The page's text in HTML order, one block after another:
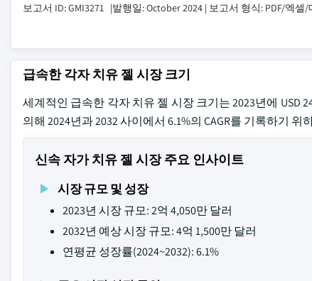
보고서 ID: GMI3271 |발행일: October 2024 | 보고서 형식: PDF/엑셀
급속한 각자 치유 젤 시장 크기
세계적인 급속한 각자 치유 젤 시장 크기는 2023년에 USD
의해 2024년과 2032 사이에서 6.1%의 CAGR를 기록하기 위
신속 자가 치유 젤 시장 주요 인사이트
시장 규모 및 성장
2023년 시장 규모: 2억 4,050만 달러
2032년 예상 시장 규모: 4억 1,500만 달러
연평균 성장률(2024~2032): 6.1%